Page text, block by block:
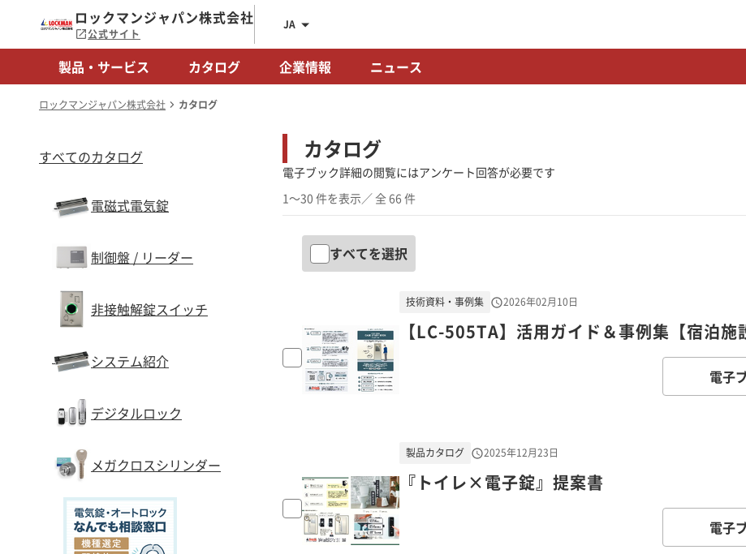
ロックマンジャパン株式会社
公式サイト
JA
製品・サービス カタログ 企業情報 ニュース
ロックマンジャパン株式会社 カタログ
すべてのカタログ
電磁式電気錠
制御盤 / リーダー
非接触解錠スイッチ
システム紹介
デジタルロック
メガクロスシリンダー
カタログ
電子ブック詳細の閲覧にはアンケート回答が必要です
1～30 件を表示／ 全 66 件
すべてを選択
【LC-505TA】活用ガイド＆事例集【宿泊施
技術資料・事例集 2026年02月10日
電子
『トイレ×電子錠』提案書
製品カタログ 2025年12月23日
電子